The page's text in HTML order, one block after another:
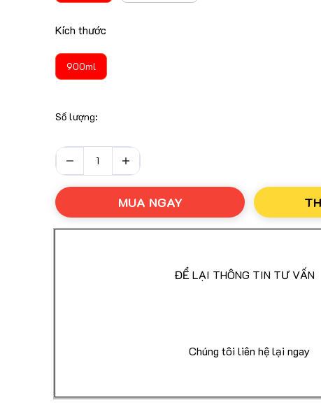
Số lượng:
MUA NGAY
Cam Kết Hạn Sử Dụng Dài Nhất Từ Công Ty
Được Kiểm Tra Hàng Trước Khi Nhận Hàng
ĐỂ LẠI THÔNG TIN TƯ VẤN
Chúng tôi liên hệ lại ngay
Kích thước
900ml